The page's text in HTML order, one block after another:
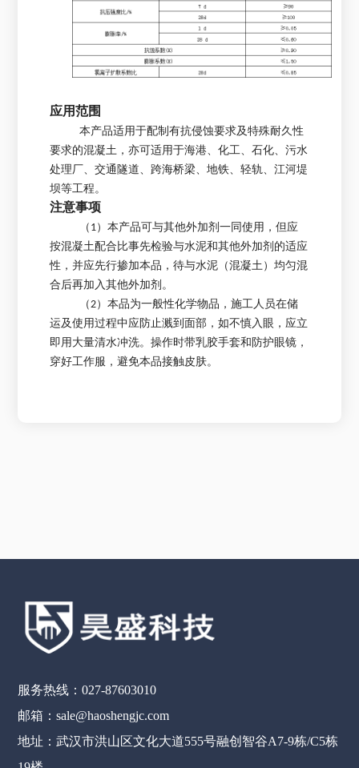
应用范围
本产品适用于配制有抗侵蚀要求及特殊耐久性
要求的混凝土，亦可适用于海港、化工、石化、污水
处理厂、交通隧道、跨海桥梁、地铁、轻轨、江河堤
坝等工程。
注意事项
（1）本产品可与其他外加剂一同使用，但应
按混凝土配合比事先检验与水泥和其他外加剂的适应
性，并应先行掺加本品，待与水泥（混凝土）均匀混
合后再加入其他外加剂。
（2）本品为一般性化学物品，施工人员在储
运及使用过程中应防止溅到面部，如不慎入眼，应立
即用大量清水冲洗。操作时带乳胶手套和防护眼镜，
穿好工作服，避免本品接触皮肤。
服务热线：027-87603010
邮箱：sale@haoshengjc.com
地址：武汉市洪山区文化大道555号融创智谷A7-9栋/C5栋